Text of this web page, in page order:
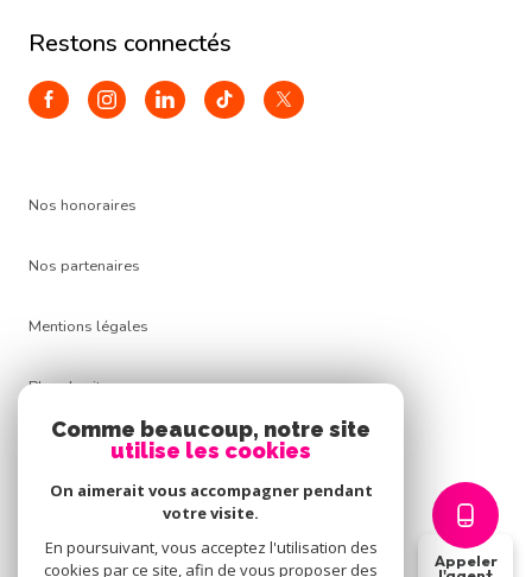
Appeler
restons connectés
Nos honoraires
Nos partenaires
Mentions légales
Plan du site
Cookies
Comme beaucoup, notre site
utilise les cookies
On aimerait vous accompagner pendant
votre visite.
En poursuivant, vous acceptez l'utilisation des
cookies par ce site, afin de vous proposer des